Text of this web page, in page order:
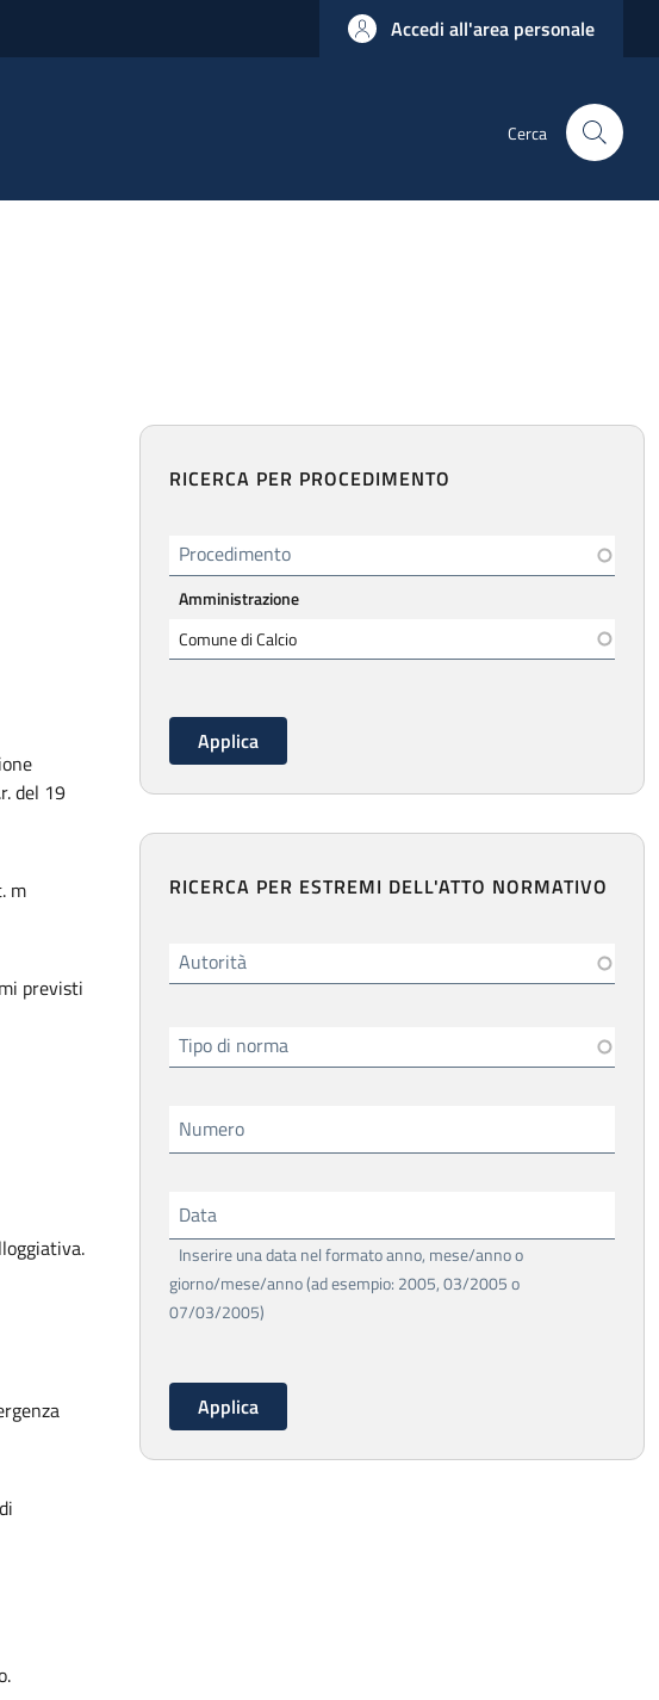
Accedi all'area personale
Cerca
del 19
m
previsti
RICERCA PER PROCEDIMENTO
Procedimento
Amministrazione
RICERCA PER ESTREMI DELL'ATTO NORMATIVO
Autorità
Tipo di norma
Numero
Data
Inserire una data nel formato anno, mese/anno o
giorno/mese/anno (ad esempio: 2005, 03/2005 o
07/03/2005)